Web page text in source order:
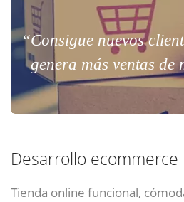
“Consigue nuevos
genera más ventas de
Desarrollo ecommerce
Tienda online funcional,